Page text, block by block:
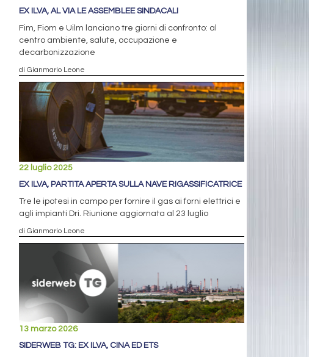
EX ILVA, AL VIA LE ASSEMBLEE SINDACALI
Fim, Fiom e Uilm lanciano tre giorni di confronto: al
centro ambiente, salute, occupazione e
decarbonizzazione
di Gianmario Leone
22 luglio 2025
EX ILVA, PARTITA APERTA SULLA NAVE RIGASSIFICATRICE
Tre le ipotesi in campo per fornire il gas ai forni elettrici e
agli impianti Dri. Riunione aggiornata al 23 luglio
di Gianmario Leone
13 marzo 2026
SIDERWEB TG: EX ILVA, CINA ED ETS